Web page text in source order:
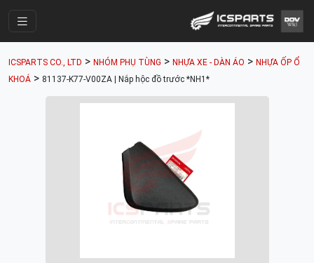
Cửa Hàng
Parts Catalogue
Nhóm Phụ Tùng
Tài khoản
ICSPARTS CO., LTD > NHÓM PHỤ TÙNG > NHỰA XE - DÀN ÁO > NHỰA ỐP Ổ
KHOÁ > 81137-K77-V00ZA | Nắp hộc đồ trước *NH1*